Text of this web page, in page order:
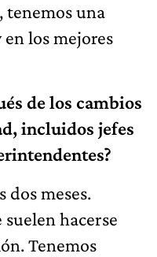
una
los mejores
de los cambios
incluidos jefes
meses.
hacerse
Tenemos